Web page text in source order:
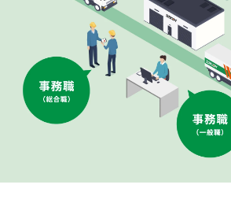
新卒採用情報
事務職（総合